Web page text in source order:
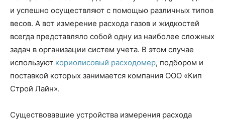
и успешно осуществляют с помощью различных типов
весов. А вот измерение расхода газов и жидкостей
всегда представляло собой одну из наиболее сложных
задач в организации систем учета. В этом случае
используют кориолисовый расходомер, подбором и
поставкой которых занимается компания ООО «Кип
Строй Лайн».
Существовавшие устройства измерения расхода